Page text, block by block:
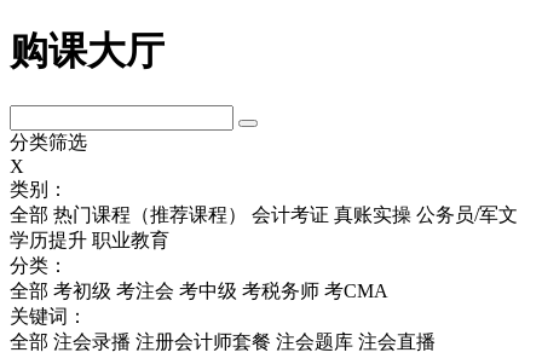
购课大厅
分类筛选
X
类别：
全部 热门课程（推荐课程） 会计考证 真账实操 公务员/军文
学历提升 职业教育
分类：
全部 考初级 考注会 考中级 考税务师 考CMA
关键词：
全部 注会录播 注册会计师套餐 注会题库 注会直播